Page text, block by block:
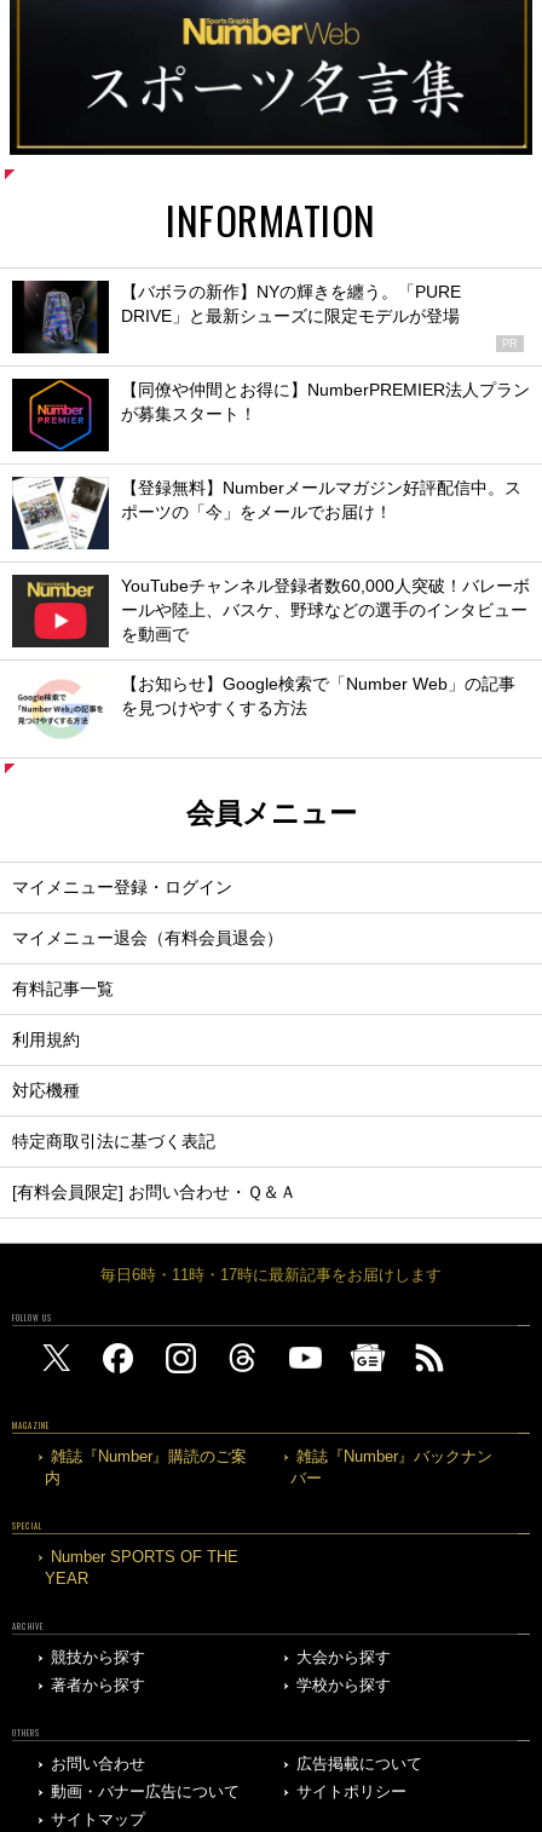
INFORMATION
【バボラの新作】NYの輝きを纏う。「PURE
DRIVE」と最新シューズに限定モデルが登場
PR
【同僚や仲間とお得に】NumberPREMIER法人プラン
が募集スタート！
【登録無料】Numberメールマガジン好評配信中。ス
ポーツの「今」をメールでお届け！
YouTubeチャンネル登録者数60,000人突破！バレーボ
ールや陸上、バスケ、野球などの選手のインタビュー
を動画で
【お知らせ】Google検索で「Number Web」の記事
を見つけやすくする方法
会員メニュー
マイメニュー登録・ログイン
マイメニュー退会（有料会員退会）
有料記事一覧
利用規約
対応機種
特定商取引法に基づく表記
[有料会員限定] お問い合わせ・Ｑ＆Ａ
毎日6時・11時・17時に最新記事をお届けします
FOLLOW US
MAGAZINE
雑誌『Number』購読のご案
内
雑誌『Number』バックナン
バー
SPECIAL
Number SPORTS OF THE
YEAR
ARCHIVE
競技から探す
大会から探す
著者から探す
学校から探す
OTHERS
お問い合わせ
広告掲載について
動画・バナー広告について
サイトポリシー
サイトマップ